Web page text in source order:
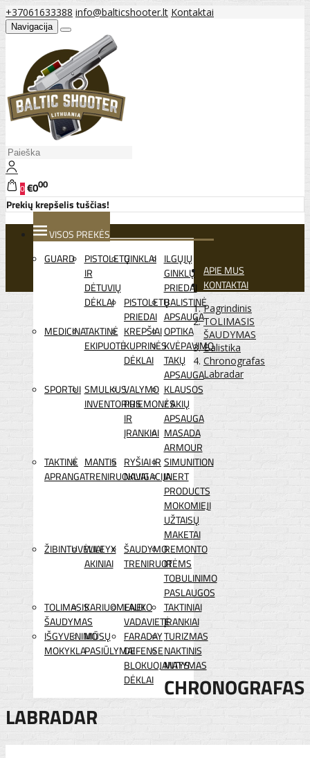
+37061633388 info@balticshooter.lt Kontaktai
Navigacija
0€000
Prekių krepšelis tuščias!
VISOS PREKĖS
GUARD
PISTOLETŲ
IR
DĖTUVIŲ
DĖKLAI
GINKLAI ILGŲJŲ
GINKLŲ
PRIEDAI
PISTOLETŲ
PRIEDAI
BALISTINĖ
APSAUGA
MEDICINATAKTINĖ
EKIPUOTĖ
KREPŠIAI
KUPRINĖS
DĖKLAI
OPTIKA
KVĖPAVIMO
TAKŲ
APSAUGA
SPORTUI SMULKUS
INVENTORIUS
VALYMO
PRIEMONĖS
IR
ĮRANKIAI
KLAUSOS
/ AKIŲ
APSAUGA
MASADA
ARMOUR
TAKTINĖ
APRANGA
MANTIS
TRENIRUOKLIAI
RYŠIAI IR
NAVIGACIJA
SIMUNITION
INERT
PRODUCTS
MOKOMIEJI
UŽTAISŲ
MAKETAI
ŽIBINTUVĖLIAI
WILEYX
AKINIAI
ŠAUDYMO
TRENIRUOTĖMS
REMONTO
IR
TOBULINIMO
PASLAUGOS
TOLIMASIS
ŠAUDYMAS
KARIUOMENEI
LAUKO
VADAVIETĖ
TAKTINIAI
ĮRANKIAI
IŠGYVENIMO
MOKYKLA
MŪSŲ
PASIŪLYMAI
FARADAY
DEFENSE
BLOKUOJANTYS
DĖKLAI
TURIZMAS
NAKTINIS
MATYMAS
APIE MUS
KONTAKTAI
Pagrindinis
TOLIMASIS
ŠAUDYMAS
Balistika
Chronografas
Labradar
CHRONOGRAFAS
LABRADAR